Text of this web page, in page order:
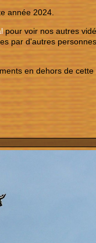
année 2024.
pour voir nos autres
par d'autres
en dehors de